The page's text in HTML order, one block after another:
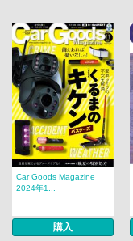
Car Goods Magazine
2024年1...
購入